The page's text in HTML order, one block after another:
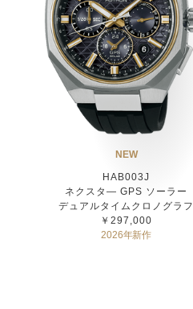
NEW
HAB003J
ネクスタ― GPS ソーラー
デュアルタイムクロノグラフ
￥297,000
2026年新作